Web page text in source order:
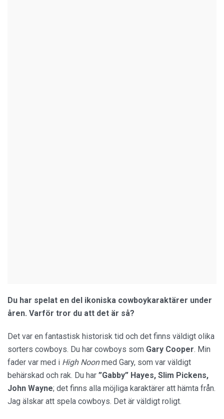
Du har spelat en del ikoniska cowboykaraktärer under
åren. Varför tror du att det är så?
Det var en fantastisk historisk tid och det finns väldigt olika
sorters cowboys. Du har cowboys som Gary Cooper. Min
fader var med i High Noonmed Gary, som var väldigt
behärskad och rak. Du har ”Gabby” Hayes, Slim Pickens,
John Wayne; det finns alla möjliga karaktärer att hämta från.
Jag älskar att spela cowboys. Det är väldigt roligt.